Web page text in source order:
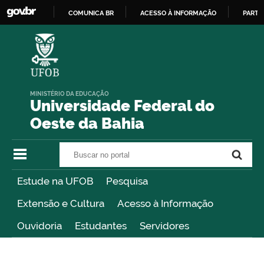
COMUNICA BR ACESSO À INFORMAÇÃO
Universidade Federal do
Oeste da Bahia
MINISTÉRIO DA EDUCAÇÃO
Estude na UFOB
Pesquisa
Extensão e Cultura
Acesso à Informação
Ouvidoria
Estudantes Servidores